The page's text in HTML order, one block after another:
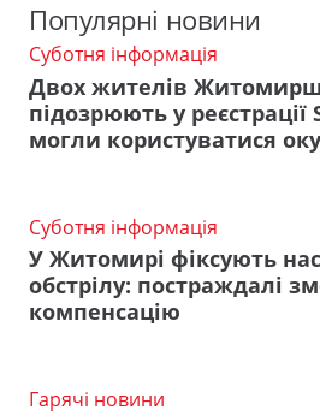
Популярні новини
Суботня інформація
Двох жителів
підозрюють у
могли користуватися
Суботня інформація
У Житомирі фіксують
обстрілу: постраждалі
компенсацію
Гарячі новини